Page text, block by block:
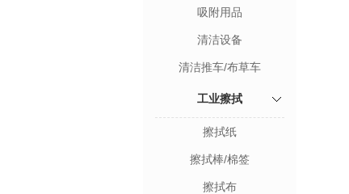
吸附用品
清洁设备
清洁推车/布草车
工业擦拭
擦拭纸
擦拭棒/棉签
擦拭布